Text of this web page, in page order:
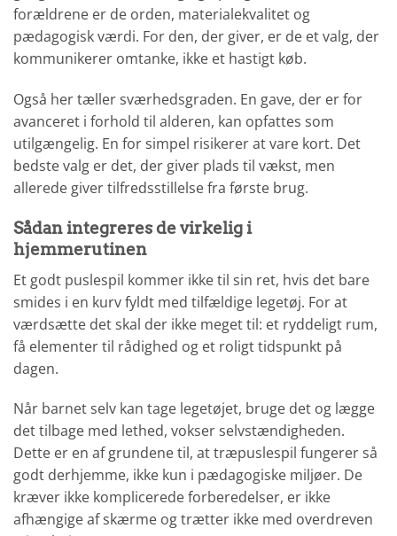
forældrene er de orden, materialekvalitet og
pædagogisk værdi. For den, der giver, er de et valg, der
kommunikerer omtanke, ikke et hastigt køb.
Også her tæller sværhedsgraden. En gave, der er for
avanceret i forhold til alderen, kan opfattes som
utilgængelig. En for simpel risikerer at vare kort. Det
bedste valg er det, der giver plads til vækst, men
allerede giver tilfredsstillelse fra første brug.
Sådan integreres de virkelig i
hjemmerutinen
Et godt puslespil kommer ikke til sin ret, hvis det bare
smides i en kurv fyldt med tilfældige legetøj. For at
værdsætte det skal der ikke meget til: et ryddeligt rum,
få elementer til rådighed og et roligt tidspunkt på
dagen.
Når barnet selv kan tage legetøjet, bruge det og lægge
det tilbage med lethed, vokser selvstændigheden.
Dette er en af grundene til, at træpuslespil fungerer så
godt derhjemme, ikke kun i pædagogiske miljøer. De
kræver ikke komplicerede forberedelser, er ikke
afhængige af skærme og trætter ikke med overdreven